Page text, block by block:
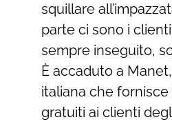
squillare
parte ci sono i
sempre inseguito,
È accaduto a
italiana che
gratuiti ai clienti